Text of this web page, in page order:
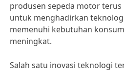
produsen sepeda motor
untuk menghadirkan
memenuhi kebutuhan
meningkat.
Salah satu inovasi teknologi